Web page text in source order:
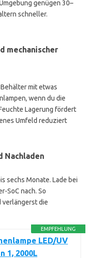
genügen 30–
schneller.
mechanischer
mit etwas
wenn du die
Lagerung fördert
Umfeld reduziert
Nachladen
sechs Monate. Lade bei
SoC nach. So
die
EMPFEHLUNG
LED/UV
1, 2000L